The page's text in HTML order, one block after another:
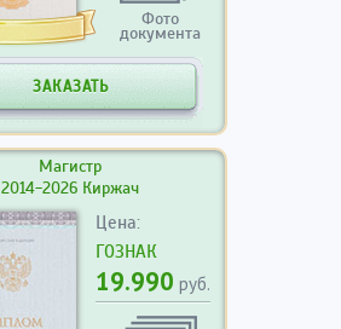
Фото
документа
ЗАКАЗАТЬ
Магистр
2014-2026 Киржач
Цена:
ГОЗНАК
19.990 руб.